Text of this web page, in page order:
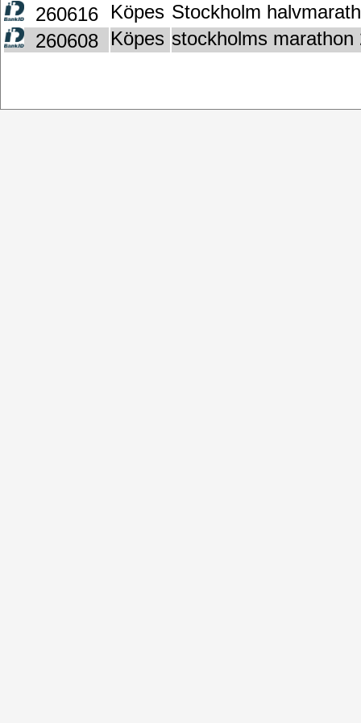
260616 Köpes Stockholm
260608
Köpes stockholms marathon